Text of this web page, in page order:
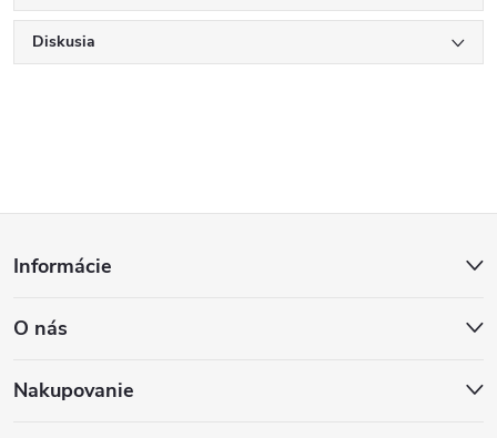
Diskusia
p
ä
Informácie
O nás
Nakupovanie